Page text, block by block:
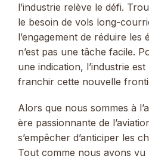
l’industrie relève le défi.
le besoin de vols long-
l’engagement de réduire les
n’est pas une tâche facile.
une indication, l’industrie
franchir cette nouvelle
Alors que nous sommes à
ère passionnante de
s’empêcher d’anticiper les
Tout comme nous avons vu